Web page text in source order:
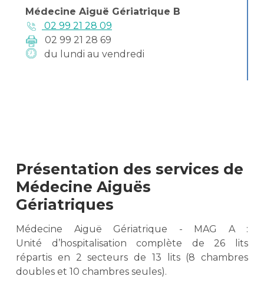
Médecine Aiguë Gériatrique B
02 99 21 28 09
02 99 21 28 69
du lundi au vendredi
Présentation des services de
Médecine Aiguës
Gériatriques
Médecine Aiguë Gériatrique - MAG A :
Unité d’hospitalisation complète de 26 lits
répartis en 2 secteurs de 13 lits (8 chambres
doubles et 10 chambres seules).